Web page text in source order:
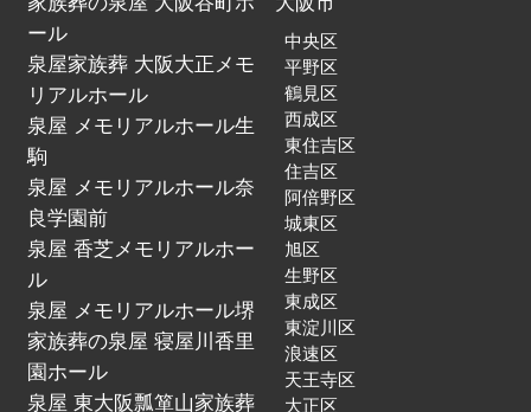
ール
泉屋家族葬 大阪大正メモ
リアルホール
泉屋 メモリアルホール生
駒
泉屋 メモリアルホール奈
良学園前
泉屋 香芝メモリアルホー
ル
泉屋 メモリアルホール堺
家族葬の泉屋 寝屋川香里
園ホール
泉屋 東大阪瓢箪山家族葬
中央区
平野区
鶴見区
西成区
東住吉区
住吉区
阿倍野区
城東区
旭区
生野区
東成区
東淀川区
浪速区
天王寺区
大正区